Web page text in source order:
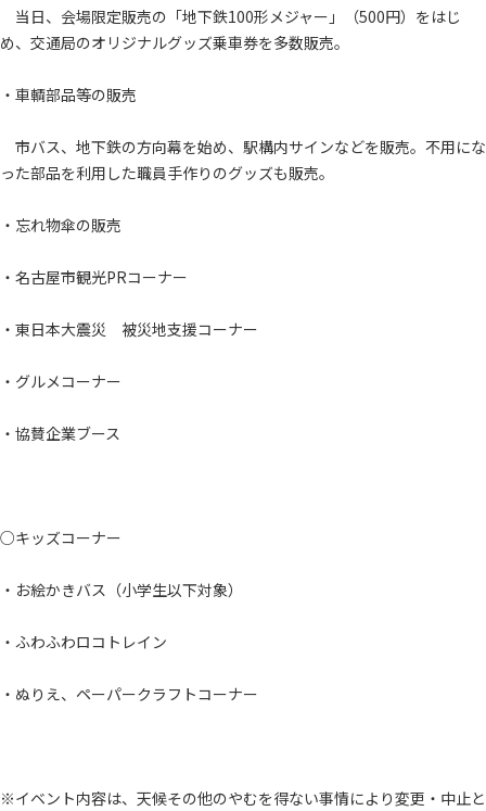
当日、会場限定販売の「地下鉄100形メジャー」（500円）をはじ
め、交通局のオリジナルグッズ乗車券を多数販売。
・車輌部品等の販売
市バス、地下鉄の方向幕を始め、駅構内サインなどを販売。不用にな
った部品を利用した職員手作りのグッズも販売。
・忘れ物傘の販売
・名古屋市観光PRコーナー
・東日本大震災 被災地支援コーナー
・グルメコーナー
・協賛企業ブース
○キッズコーナー
・お絵かきバス（小学生以下対象）
・ふわふわロコトレイン
・ぬりえ、ペーパークラフトコーナー
※イベント内容は、天候その他のやむを得ない事情により変更・中止と